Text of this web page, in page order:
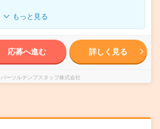
もっと見る
応募へ進む 詳しく見る
パーソルテンプスタッフ株式会社